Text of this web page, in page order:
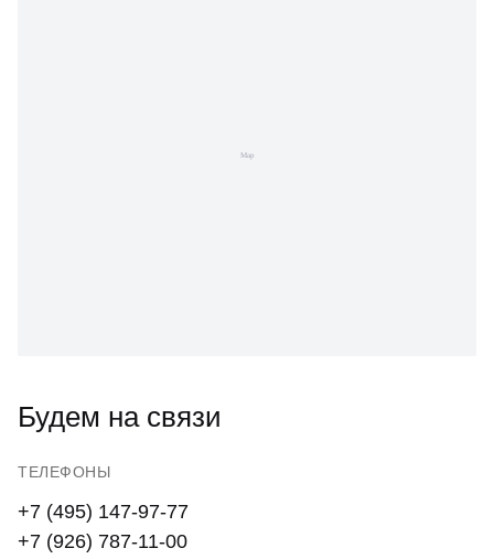
Будем на связи
ТЕЛЕФОНЫ
+7 (495) 147-97-77
+7 (926) 787-11-00